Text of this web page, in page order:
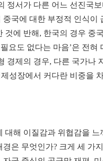
정서가 다른 어느 선진국
국에 대한 부정적 인식
에 반해, 한국의 경우
요도 없다는 마음’은 전
경제의 경우, 다른 국가
성장에서 커다란 비중을
해 이질감과 위협감을
은 무엇인가? 크게 세 가